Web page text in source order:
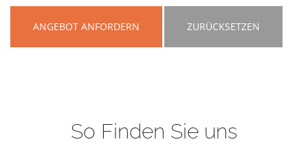
ANGEBOT ANFORDERN ZURÜCKSETZEN
So Finden Sie uns